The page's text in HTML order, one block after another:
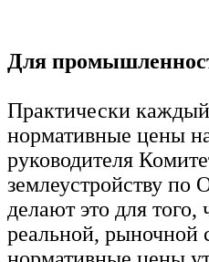
Для
Практически
нормативные цены
руководителя
землеустройству
делают это для
реальной, рыночной